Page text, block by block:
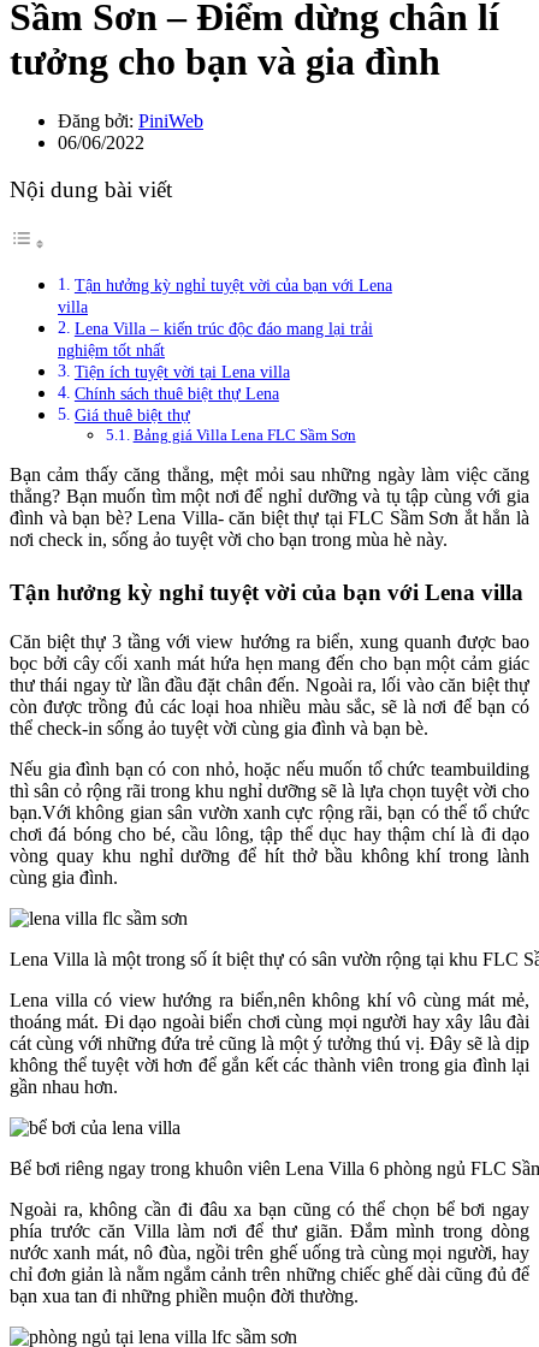
Sầm Sơn – Điểm dừng chân lí
tưởng cho bạn và gia đình
Đăng bởi: PiniWeb
06/06/2022
Nội dung bài viết
Tận hưởng kỳ nghỉ tuyệt vời của bạn với Lena
villa
Lena Villa – kiến trúc độc đáo mang lại trải
nghiệm tốt nhất
Tiện ích tuyệt vời tại Lena villa
Chính sách thuê biệt thự Lena
Giá thuê biệt thự
Bảng giá Villa Lena FLC Sầm Sơn
Bạn cảm thấy căng thẳng, mệt mỏi sau những ngày làm việc căng
thẳng? Bạn muốn tìm một nơi để nghỉ dưỡng và tụ tập cùng với gia
đình và bạn bè? Lena Villa- căn biệt thự tại FLC Sầm Sơn ắt hẳn là
nơi check in, sống ảo tuyệt vời cho bạn trong mùa hè này.
Tận hưởng kỳ nghỉ tuyệt vời của bạn với Lena villa
Căn biệt thự 3 tầng với view hướng ra biển, xung quanh được bao
bọc bởi cây cối xanh mát hứa hẹn mang đến cho bạn một cảm giác
thư thái ngay từ lần đầu đặt chân đến. Ngoài ra, lối vào căn biệt thự
còn được trồng đủ các loại hoa nhiều màu sắc, sẽ là nơi để bạn có
thể check-in sống ảo tuyệt vời cùng gia đình và bạn bè.
Nếu gia đình bạn có con nhỏ, hoặc nếu muốn tổ chức teambuilding
thì sân cỏ rộng rãi trong khu nghỉ dưỡng sẽ là lựa chọn tuyệt vời cho
bạn.Với không gian sân vườn xanh cực rộng rãi, bạn có thể tổ chức
chơi đá bóng cho bé, cầu lông, tập thể dục hay thậm chí là đi dạo
vòng quay khu nghỉ dưỡng để hít thở bầu không khí trong lành
cùng gia đình.
Lena Villa là một trong số ít biệt thự có sân vườn rộng tại khu FLC
Lena villa có view hướng ra biển,nên không khí vô cùng mát mẻ,
thoáng mát. Đi dạo ngoài biển chơi cùng mọi người hay xây lâu đài
cát cùng với những đứa trẻ cũng là một ý tưởng thú vị. Đây sẽ là dịp
không thể tuyệt vời hơn để gắn kết các thành viên trong gia đình lại
gần nhau hơn.
Bể bơi riêng ngay trong khuôn viên Lena Villa 6 phòng ngủ FLC
Ngoài ra, không cần đi đâu xa bạn cũng có thể chọn bể bơi ngay
phía trước căn Villa làm nơi để thư giãn. Đắm mình trong dòng
nước xanh mát, nô đùa, ngồi trên ghế uống trà cùng mọi người, hay
chỉ đơn giản là nằm ngắm cảnh trên những chiếc ghế dài cũng đủ để
bạn xua tan đi những phiền muộn đời thường.